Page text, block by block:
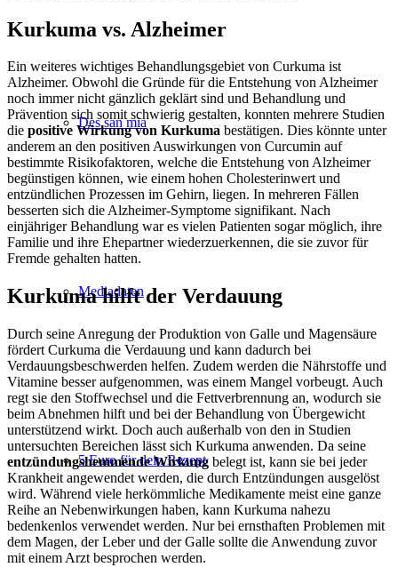
Des san mia
Mediadaten
5 Euro für dein Rezept
Kurkuma vs. Alzheimer
Ein weiteres wichtiges Behandlungsgebiet von Curkuma ist
Alzheimer. Obwohl die Gründe für die Entstehung von Alzheimer
noch immer nicht gänzlich geklärt sind und Behandlung und
Prävention sich somit schwierig gestalten, konnten mehrere Studien
die positive Wirkung von Kurkuma bestätigen. Dies könnte unter
anderem an den positiven Auswirkungen von Curcumin auf
bestimmte Risikofaktoren, welche die Entstehung von Alzheimer
begünstigen können, wie einem hohen Cholesterinwert und
entzündlichen Prozessen im Gehirn, liegen. In mehreren Fällen
besserten sich die Alzheimer-Symptome signifikant. Nach
einjähriger Behandlung war es vielen Patienten sogar möglich, ihre
Familie und ihre Ehepartner wiederzuerkennen, die sie zuvor für
Fremde gehalten hatten.
Kurkuma hilft der Verdauung
Durch seine Anregung der Produktion von Galle und Magensäure
fördert Curkuma die Verdauung und kann dadurch bei
Verdauungsbeschwerden helfen. Zudem werden die Nährstoffe und
Vitamine besser aufgenommen, was einem Mangel vorbeugt. Auch
regt sie den Stoffwechsel und die Fettverbrennung an, wodurch sie
beim Abnehmen hilft und bei der Behandlung von Übergewicht
unterstützend wirkt. Doch auch außerhalb von den in Studien
untersuchten Bereichen lässt sich Kurkuma anwenden. Da seine
entzündungshemmende Wirkung belegt ist, kann sie bei jeder
Krankheit angewendet werden, die durch Entzündungen ausgelöst
wird. Während viele herkömmliche Medikamente meist eine ganze
Reihe an Nebenwirkungen haben, kann Kurkuma nahezu
bedenkenlos verwendet werden. Nur bei ernsthaften Problemen mit
dem Magen, der Leber und der Galle sollte die Anwendung zuvor
mit einem Arzt besprochen werden.